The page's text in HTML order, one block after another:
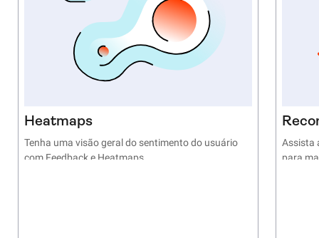
Heatmaps
Tenha uma visão geral do sentimento do usuário
com Feedback e Heatmaps
Assista
para